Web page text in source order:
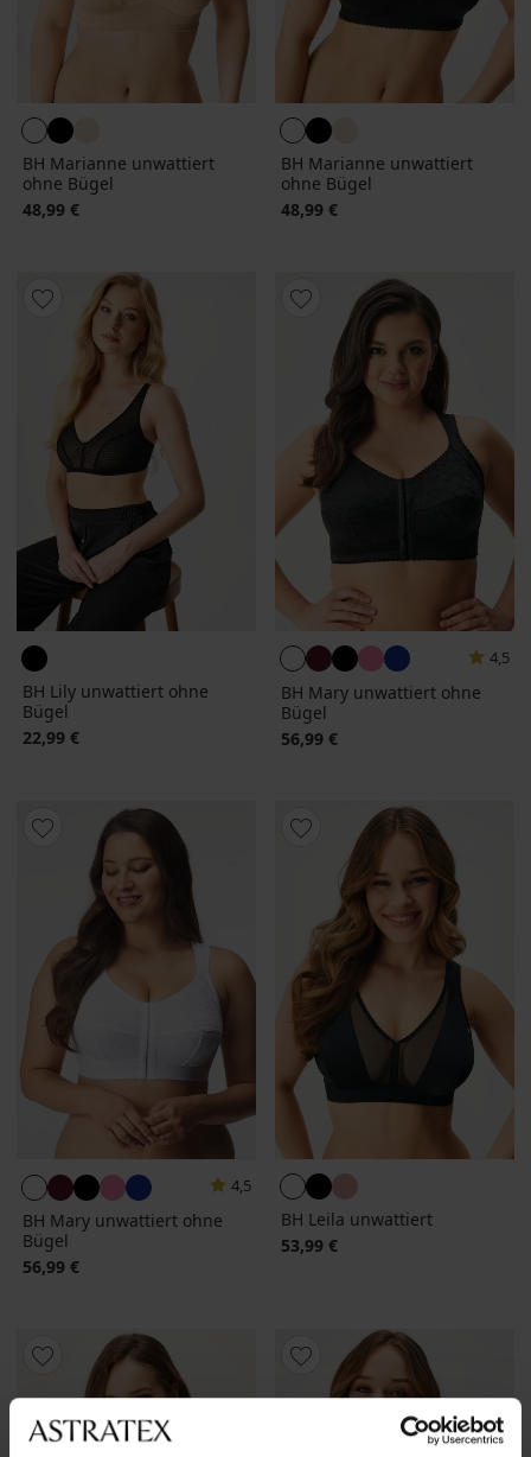
BH Marianne unwattiert
ohne Bügel
48,99 €
BH Marianne unwattiert
ohne Bügel
48,99 €
BH Lily unwattiert ohne
Bügel
22,99 €
4,5
BH Mary unwattiert ohne
Bügel
56,99 €
4,5
BH Mary unwattiert ohne
Bügel
56,99 €
BH Leila unwattiert
53,99 €